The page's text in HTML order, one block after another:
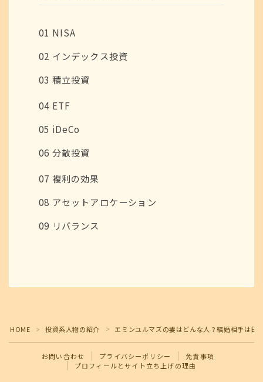
01 NISA
02 インデックス投資
03 積立投資
04 ETF
05 iDeCo
06 分散投資
07 複利の効果
08 アセットアロケーション
09 リバランス
HOME ＞ 投資系人物の紹介 ＞ エミンユルマズの妻はどんな人？結婚相手は日
お問い合わせ プライバシーポリシー
免責事項
プロフィールとサイト立ち上げの理由